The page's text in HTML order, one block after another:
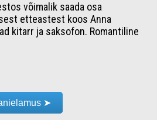
võimalik saada osa
etteastest koos Anna
kitarr ja saksofon. Romantiline
➤